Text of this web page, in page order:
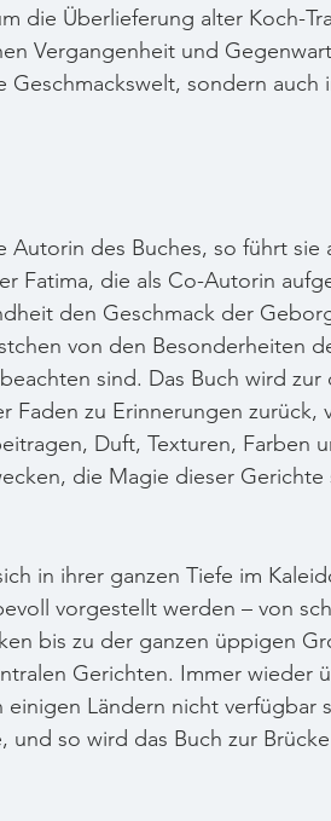
die Überlieferung alter Koch-
Vergangenheit und
sondern auch
Autorin des Buches, so führt sie
Fatima, die als Co-Autorin
den Geschmack der
von den Besonderheiten
sind. Das Buch wird zur
Faden zu Erinnerungen zurück,
Duft, Texturen, Farben
die Magie dieser Gerichte
in ihrer ganzen Tiefe im
vorgestellt werden – von
bis zu der ganzen üppigen
Gerichten. Immer wieder
Ländern nicht verfügbar
so wird das Buch zur